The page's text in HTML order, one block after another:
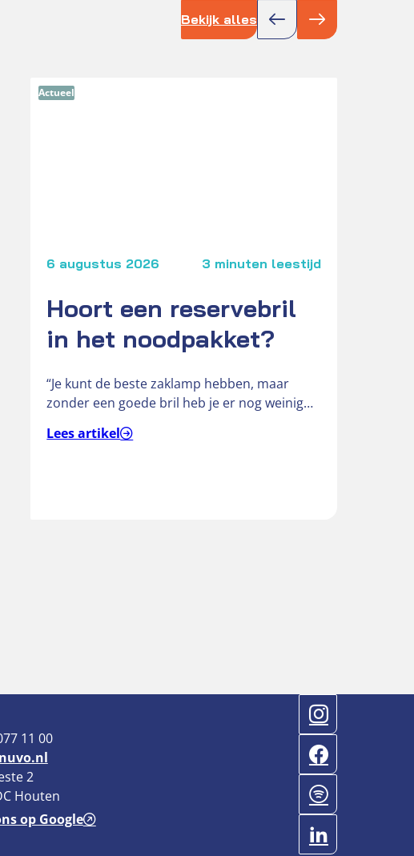
Bekijk alles
Actueel
6 augustus 2026 3 minuten leestijd
Hoort een reservebril
in het noodpakket?
“Je kunt de beste zaklamp hebben, maar
zonder een goede bril heb je er nog weinig
Lees artikel
11 00
2
Houten
op Google